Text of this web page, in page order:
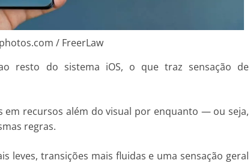
/ FreerLaw
resto do sistema iOS, o que traz sensação de
em recursos além do visual por enquanto — ou seja,
regras.
leves, transições mais fluidas e uma sensação geral